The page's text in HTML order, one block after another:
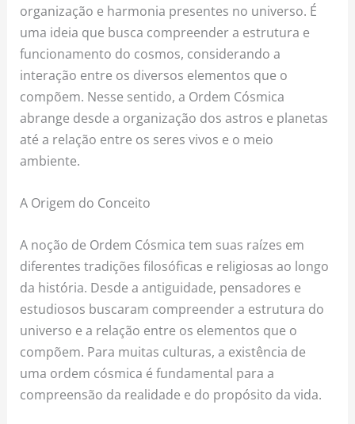
organização e harmonia presentes no universo. É
uma ideia que busca compreender a estrutura e
funcionamento do cosmos, considerando a
interação entre os diversos elementos que o
compõem. Nesse sentido, a Ordem Cósmica
abrange desde a organização dos astros e planetas
até a relação entre os seres vivos e o meio
ambiente.
A Origem do Conceito
A noção de Ordem Cósmica tem suas raízes em
diferentes tradições filosóficas e religiosas ao longo
da história. Desde a antiguidade, pensadores e
estudiosos buscaram compreender a estrutura do
universo e a relação entre os elementos que o
compõem. Para muitas culturas, a existência de
uma ordem cósmica é fundamental para a
compreensão da realidade e do propósito da vida.